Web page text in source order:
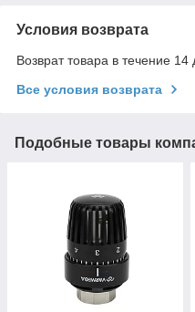
Условия возврата
Возврат товара в течение
Все условия возврата
Подобные товары